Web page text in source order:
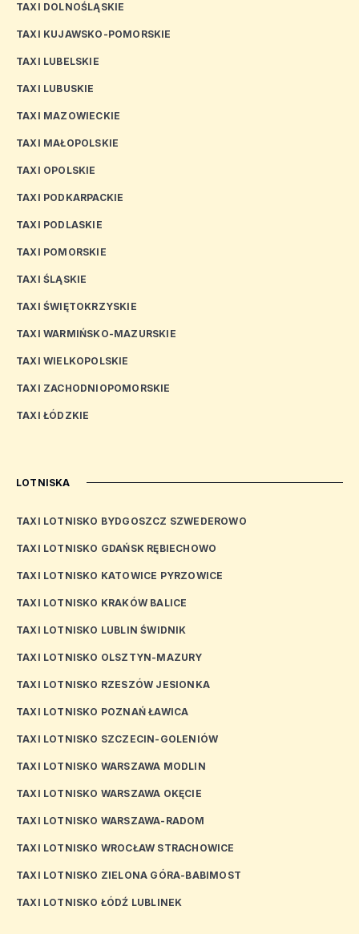
TAXI DOLNOŚLĄSKIE
TAXI KUJAWSKO-POMORSKIE
TAXI LUBELSKIE
TAXI LUBUSKIE
TAXI MAZOWIECKIE
TAXI MAŁOPOLSKIE
TAXI OPOLSKIE
TAXI PODKARPACKIE
TAXI PODLASKIE
TAXI POMORSKIE
TAXI ŚLĄSKIE
TAXI ŚWIĘTOKRZYSKIE
TAXI WARMIŃSKO-MAZURSKIE
TAXI WIELKOPOLSKIE
TAXI ZACHODNIOPOMORSKIE
TAXI ŁÓDZKIE
LOTNISKA
TAXI LOTNISKO BYDGOSZCZ SZWEDEROWO
TAXI LOTNISKO GDAŃSK RĘBIECHOWO
TAXI LOTNISKO KATOWICE PYRZOWICE
TAXI LOTNISKO KRAKÓW BALICE
TAXI LOTNISKO LUBLIN ŚWIDNIK
TAXI LOTNISKO OLSZTYN-MAZURY
TAXI LOTNISKO RZESZÓW JESIONKA
TAXI LOTNISKO POZNAŃ ŁAWICA
TAXI LOTNISKO SZCZECIN-GOLENIÓW
TAXI LOTNISKO WARSZAWA MODLIN
TAXI LOTNISKO WARSZAWA OKĘCIE
TAXI LOTNISKO WARSZAWA-RADOM
TAXI LOTNISKO WROCŁAW STRACHOWICE
TAXI LOTNISKO ZIELONA GÓRA-BABIMOST
TAXI LOTNISKO ŁÓDŹ LUBLINEK